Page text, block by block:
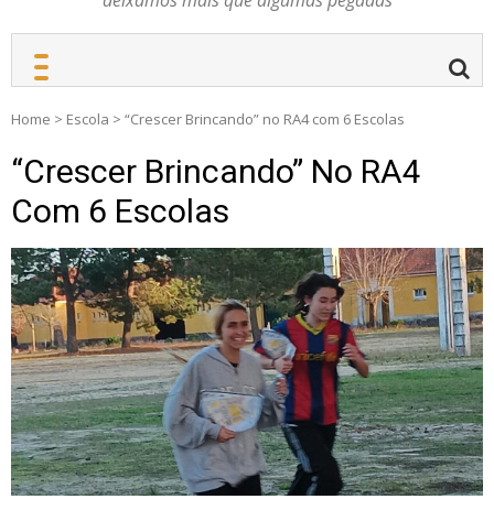
Home > Escola > “Crescer Brincando” no RA4 com 6 Escolas
“Crescer Brincando” No RA4
Com 6 Escolas